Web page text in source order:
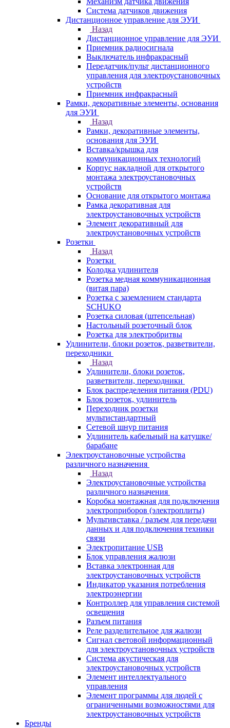
Система датчиков движения
Дистанционное управление для ЭУИ
Назад
Дистанционное управление для ЭУИ
Приемник радиосигнала
Выключатель инфракрасный
Передатчик/пульт дистанционного
управления для электроустановочных
устройств
Приемник инфракрасный
Рамки, декоративные элементы, основания
для ЭУИ
Назад
Рамки, декоративные элементы,
основания для ЭУИ
Вставка/крышка для
коммуникационных технологий
Корпус накладной для открытого
монтажа электроустановочных
устройств
Основание для открытого монтажа
Рамка декоративная для
электроустановочных устройств
Элемент декоративный для
электроустановочных устройств
Розетки
Назад
Розетки
Колодка удлинителя
Розетка медная коммуникационная
(витая пара)
Розетка с заземлением стандарта
SCHUKO
Розетка силовая (штепсельная)
Настольный розеточный блок
Розетка для электробритвы
Удлинители, блоки розеток, разветвители,
переходники
Назад
Удлинители, блоки розеток,
разветвители, переходники
Блок распределения питания (PDU)
Блок розеток, удлинитель
Переходник розетки
мультистандартный
Сетевой шнур питания
Удлинитель кабельный на катушке/
барабане
Электроустановочные устройства
различного назначения
Назад
Электроустановочные устройства
различного назначения
Коробка монтажная для подключения
электроприборов (электроплиты)
Мультивставка / разъем для передачи
данных и для подключения техники
связи
Электропитание USB
Блок управления жалюзи
Вставка электронная для
электроустановочных устройств
Индикатор указания потребления
электроэнергии
Контроллер для управления системой
освещения
Разъем питания
Реле разделительное для жалюзи
Сигнал световой информационный
для электроустановочных устройств
Система акустическая для
электроустановочных устройств
Элемент интеллектуального
управления
Элемент программы для людей с
ограниченными возможностями для
электроустановочных устройств
Бренды